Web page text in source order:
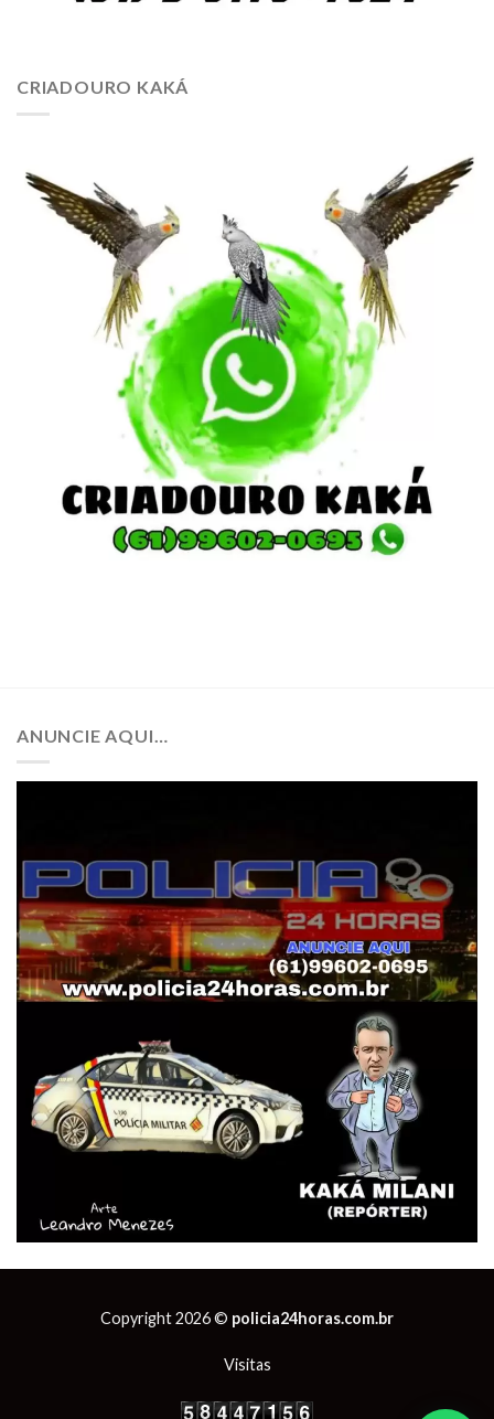
CRIADOURO KAKÁ
ANUNCIE AQUI…
Copyright 2026 © policia24horas.com.br
Visitas